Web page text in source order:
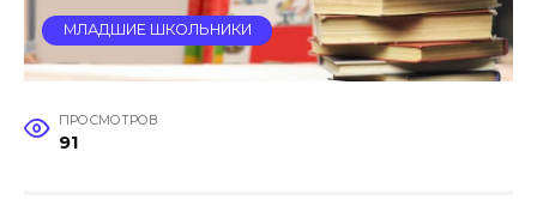
МЛАДШИЕ ШКОЛЬНИКИ
ПРОСМОТРОВ
91